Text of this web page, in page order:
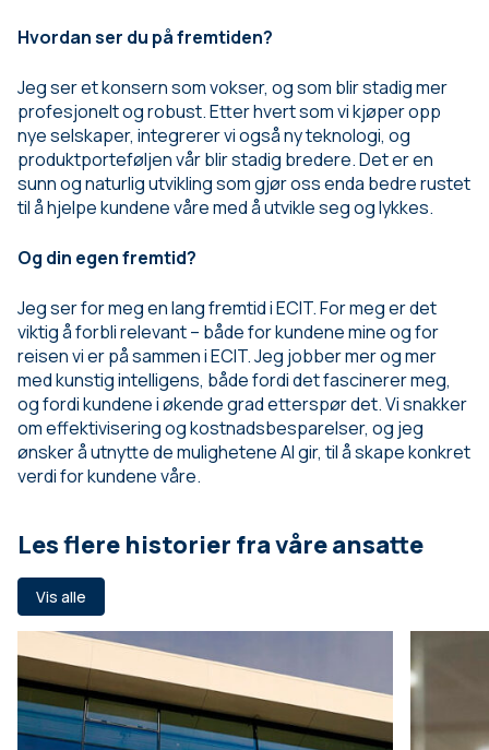
Hvordan ser du på fremtiden?
Jeg ser et konsern som vokser, og som blir stadig mer
profesjonelt og robust. Etter hvert som vi kjøper opp
nye selskaper, integrerer vi også ny teknologi, og
produktporteføljen vår blir stadig bredere. Det er en
sunn og naturlig utvikling som gjør oss enda bedre rustet
til å hjelpe kundene våre med å utvikle seg og lykkes.
Og din egen fremtid?
Jeg ser for meg en lang fremtid i ECIT. For meg er det
viktig å forbli relevant – både for kundene mine og for
reisen vi er på sammen i ECIT. Jeg jobber mer og mer
med kunstig intelligens, både fordi det fascinerer meg,
og fordi kundene i økende grad etterspør det. Vi snakker
om effektivisering og kostnadsbesparelser, og jeg
ønsker å utnytte de mulighetene AI gir, til å skape konkret
verdi for kundene våre.
Les flere historier fra våre ansatte
Vis alle